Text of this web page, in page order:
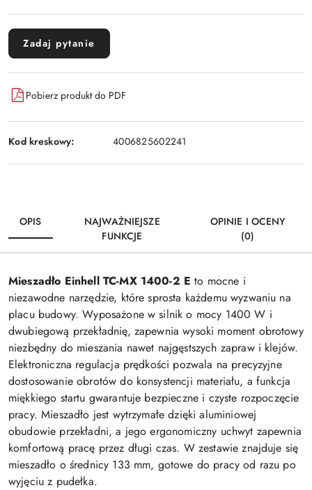
Zadaj pytanie
Pobierz produkt do PDF
Kod kreskowy: 4006825602241
OPIS
NAJWAŻNIEJSZE
FUNKCJE
OPINIE I OCENY
(0)
Mieszadło Einhell TC-MX 1400-2 E to mocne i
niezawodne narzędzie, które sprosta każdemu wyzwaniu na
placu budowy. Wyposażone w silnik o mocy 1400 W i
dwubiegową przekładnię, zapewnia wysoki moment obrotowy
niezbędny do mieszania nawet najgęstszych zapraw i klejów.
Elektroniczna regulacja prędkości pozwala na precyzyjne
dostosowanie obrotów do konsystencji materiału, a funkcja
miękkiego startu gwarantuje bezpieczne i czyste rozpoczęcie
pracy. Mieszadło jest wytrzymałe dzięki aluminiowej
obudowie przekładni, a jego ergonomiczny uchwyt zapewnia
komfortową pracę przez długi czas. W zestawie znajduje się
mieszadło o średnicy 133 mm, gotowe do pracy od razu po
wyjęciu z pudełka.